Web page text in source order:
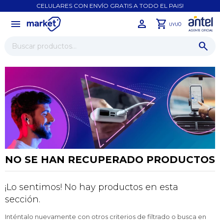
CELULARES CON ENVÍO GRATIS A TODO EL PAIS!
menu UYU0
NO SE HAN RECUPERADO PRODUCTOS
¡Lo sentimos! No hay productos en esta
sección.
Inténtalo nuevamente con otros criterios de filtrado o busca en
¡Sumate a la forma más ágil de
Comprá en 3 cuotas sin recargo o hasta en
close